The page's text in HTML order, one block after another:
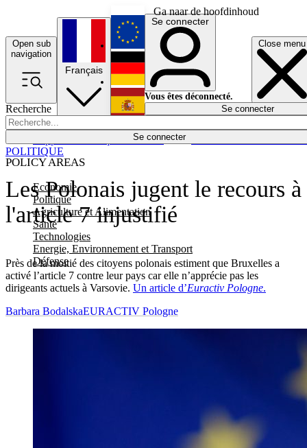
Ga naar de hoofdinhoud
Open sub
navigation
Close menu
Recherche
Se connecter
POLICY AREAS
Economie
Politique
Agriculture et Alimentation
Santé
Technologies
Energie, Environnement et Transport
Défense
Économie
Français
English
Deutsch
Español
Se connecter
Vous êtes déconnecté.
Se connecter
Les Polonais jugent le recours à
l'article 7 injustifié
Près de la moitié des citoyens polonais estiment que Bruxelles a
activé l’article 7 contre leur pays car elle n’apprécie pas les
dirigeants actuels à Varsovie. Un article d’Euractiv Pologne.
POLITIQUE
Barbara BodalskaEURACTIV Pologne